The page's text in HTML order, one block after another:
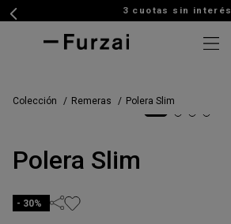
3 cuotas sin interés
Colección Remeras Polera Slim
Polera Slim
30%